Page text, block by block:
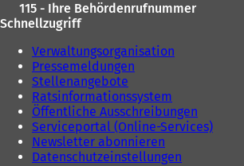
115 - Ihre Behördenrufnummer
Schnellzugriff
Verwaltungsorganisation
Pressemeldungen
Stellenangebote
Ratsinformationssystem
Öffentliche Ausschreibungen
Serviceportal (Online-Services)
Newsletter abonnieren
Datenschutzeinstellungen